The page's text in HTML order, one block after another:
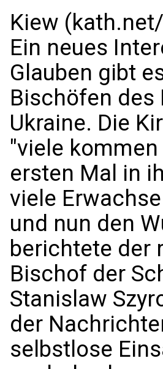
Kiew
Ein neues
Glauben gibt
Bischöfen des
Ukraine. Die
"viele
ersten Mal in
viele
und nun den
berichtete der
Bischof der
Stanislaw
der
selbstlose